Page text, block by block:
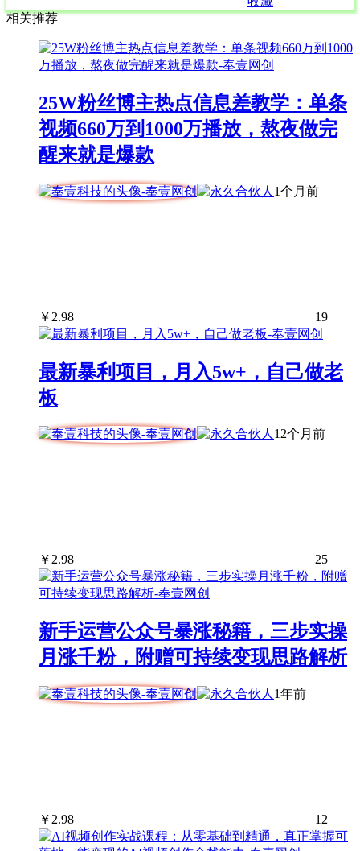
相关推荐
25W粉丝博主热点信息差教学：单条
视频660万到1000万播放，熬夜做完
醒来就是爆款
1个月前
￥ 2.98 19
最新暴利项目，月入5w+，自己做老
板
12个月前
￥2.98 25
新手运营公众号暴涨秘籍，三步实操
月涨千粉，附赠可持续变现思路解析
1年前
￥ 2.98 12